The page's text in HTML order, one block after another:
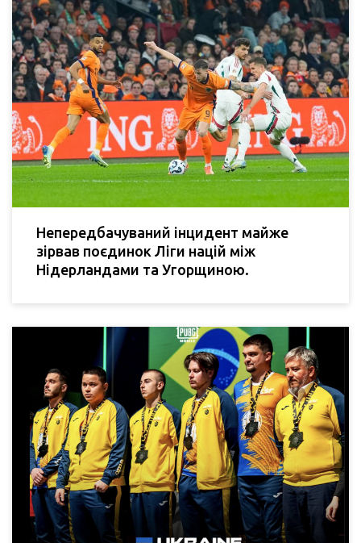
Непередбачуваний інцидент майже
зірвав поєдинок Ліги націй між
Нідерландами та Угорщиною.